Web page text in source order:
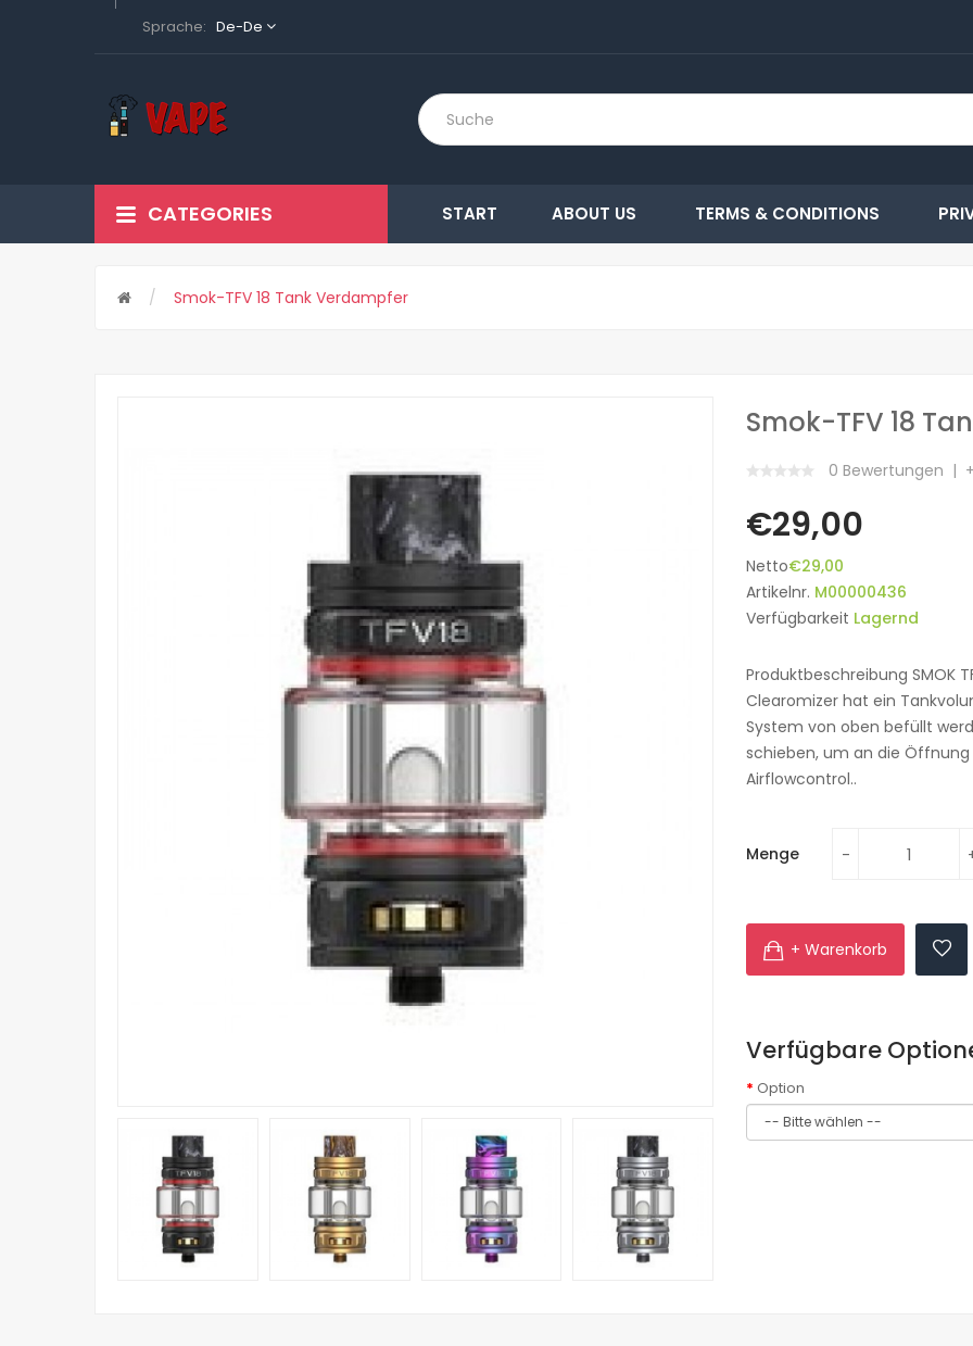
Sprache: De-De
CATEGORIES START ABOUT US TERMS & CONDITIONS
Smok-TFV 18 Tank Verdampfer
Smok-TFV 18
0 Bewertungen
€29,00
Netto€29,00
Artikelnr. M00000436
Verfügbarkeit Lagernd
Produktbeschreibung SMOK
Clearomizer hat ein
System von oben befüllt
schieben, um an die
Airflowcontrol..
Menge
+ Warenkorb
Verfügbare
Option